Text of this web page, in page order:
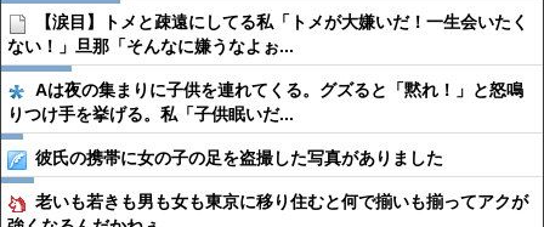
【涙目】トメと疎遠にしてる私「トメが大嫌いだ！一生会いたく
ない！」旦那「そんなに嫌うなよぉ...
Aは夜の集まりに子供を連れてくる。グズると「黙れ！」と怒鳴
りつけ手を挙げる。私「子供眠いだ...
彼氏の携帯に女の子の足を盗撮した写真がありました
老いも若きも男も女も東京に移り住むと何で揃いも揃ってアクが